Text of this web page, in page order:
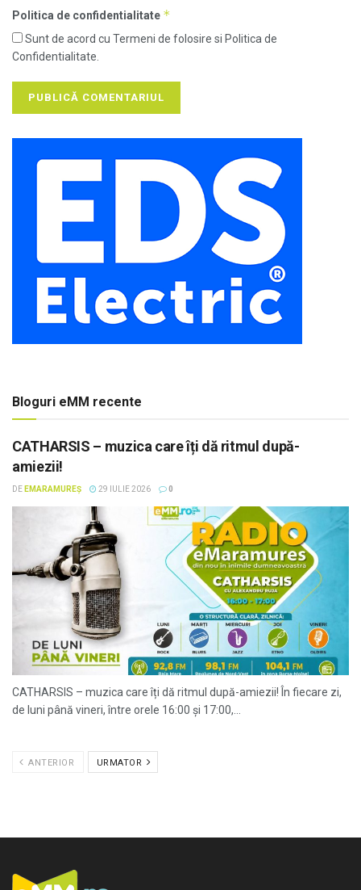
Politica de confidentialitate *
Sunt de acord cu Termeni de folosire si Politica de
Confidentialitate.
Bloguri eMM recente
CATHARSIS – muzica care îți dă ritmul după-
amiezii!
DE EMARAMUREȘ 29 IULIE 2026 0
CATHARSIS – muzica care îți dă ritmul după-amiezii! În fiecare zi,
de luni până vineri, între orele 16:00 și 17:00,...
ANTERIOR URMATOR